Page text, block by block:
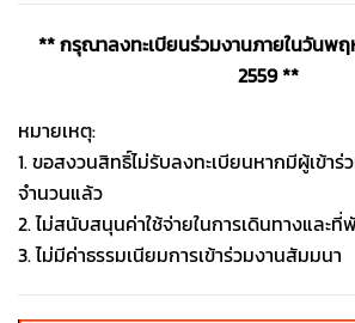
** กรุณาลงทะเบียนร่วมงานภายในวันพ
2559 **
หมายเหตุ:
1. ขอสงวนสิทธิ์ไม่รับลงทะเบียนหากมีผู้เข้า
จำนวนแล้ว
2. ไม่สนับสนุนค่าใช้จ่ายในการเดินทางและที่
3. ไม่มีค่าธรรมเนียมการเข้าร่วมงานสัมมนา